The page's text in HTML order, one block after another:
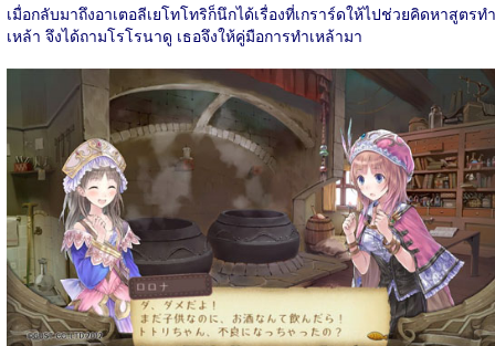
เมื่อกลับมาถึงอาเตอลีเยโทโทริก็นึกได้เรื่องที่เกราร์ดให้ไปช่วยคิดหาสูตรทำ
เหล้า จึงได้ถามโรโรนาดู เธอจึงให้คู่มือการทำเหล้ามา